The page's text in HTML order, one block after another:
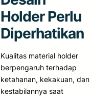
Holder Perlu
Diperhatikan
Kualitas material holder
berpengaruh terhadap
ketahanan, kekakuan, dan
kestabilannya saat